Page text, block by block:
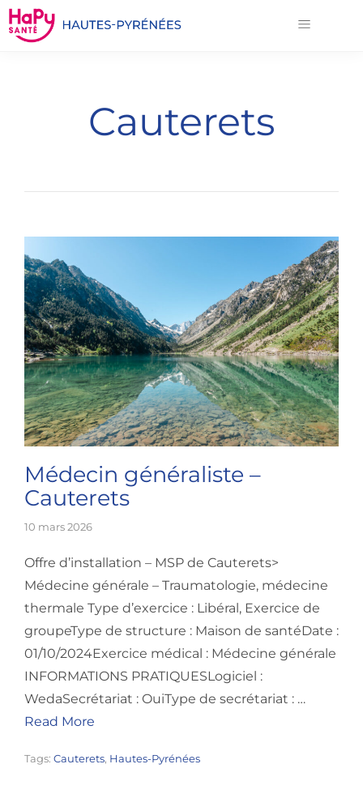
Cauterets
Médecin généraliste –
Cauterets
10 mars 2026
Offre d’installation – MSP de Cauterets>
Médecine générale – Traumatologie, médecine
thermale Type d’exercice : Libéral, Exercice de
groupeType de structure : Maison de santéDate :
01/10/2024Exercice médical : Médecine générale
INFORMATIONS PRATIQUESLogiciel :
WedaSecrétariat : OuiType de secrétariat : …
Read More
Tags: Cauterets, Hautes-Pyrénées